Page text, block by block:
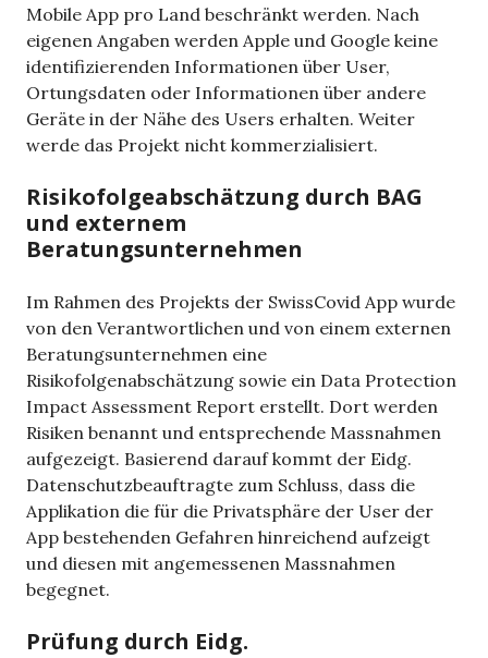
Mobile App pro Land beschränkt werden. Nach
eigenen Angaben werden Apple und Google keine
identifizierenden Informationen über User,
Ortungsdaten oder Informationen über andere
Geräte in der Nähe des Users erhalten. Weiter
werde das Projekt nicht kommerzialisiert.
Risikofolgeabschätzung durch BAG
und externem
Beratungsunternehmen
Im Rahmen des Projekts der SwissCovid App wurde
von den Verantwortlichen und von einem externen
Beratungsunternehmen eine
Risikofolgenabschätzung sowie ein Data Protection
Impact Assessment Report erstellt. Dort werden
Risiken benannt und entsprechende Massnahmen
aufgezeigt. Basierend darauf kommt der Eidg.
Datenschutzbeauftragte zum Schluss, dass die
Applikation die für die Privatsphäre der User der
App bestehenden Gefahren hinreichend aufzeigt
und diesen mit angemessenen Massnahmen
begegnet.
Prüfung durch Eidg.